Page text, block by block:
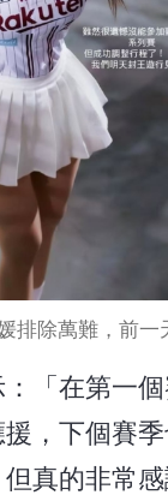
排除萬難，前一
「在第一
，下個賽
真的非常